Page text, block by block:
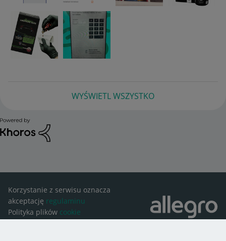
WYŚWIETL WSZYSTKO
Korzystanie z serwisu oznacza
akceptację regulaminu
Polityka plików cookie